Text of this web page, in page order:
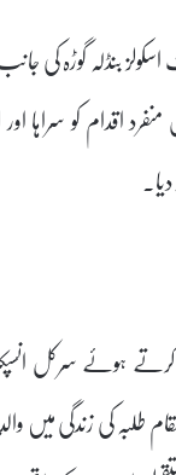
اسکولز بنڈلہ گوڑہ
اقدام کو سراہا
سرکل
طلبہ کی زندگی